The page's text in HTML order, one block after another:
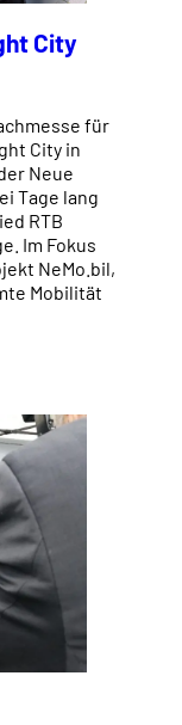
City
für
City in
Neue
Tage lang
RTB
Im Fokus
NeMo.bil,
Mobilität